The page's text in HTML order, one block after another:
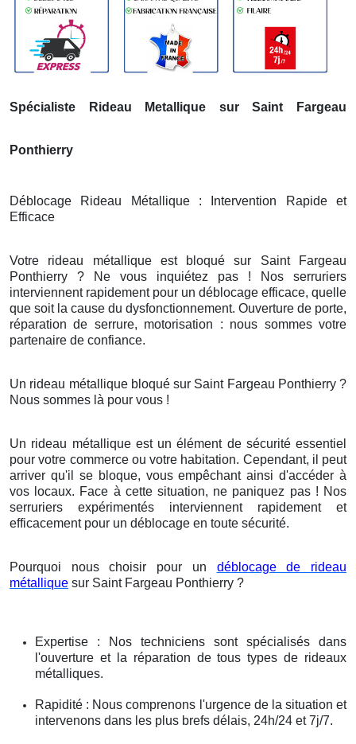
Spécialiste Rideau Metallique sur Saint Fargeau
Ponthierry
Déblocage Rideau Métallique : Intervention Rapide et
Efficace
Votre rideau métallique est bloqué sur Saint Fargeau
Ponthierry ? Ne vous inquiétez pas ! Nos serruriers
interviennent rapidement pour un déblocage efficace, quelle
que soit la cause du dysfonctionnement. Ouverture de porte,
réparation de serrure, motorisation : nous sommes votre
partenaire de confiance.
Un rideau métallique bloqué sur Saint Fargeau Ponthierry ?
Nous sommes là pour vous !
Un rideau métallique est un élément de sécurité essentiel
pour votre commerce ou votre habitation. Cependant, il peut
arriver qu'il se bloque, vous empêchant ainsi d'accéder à
vos locaux. Face à cette situation, ne paniquez pas ! Nos
serruriers expérimentés interviennent rapidement et
efficacement pour un déblocage en toute sécurité.
Pourquoi nous choisir pour un déblocage de rideau
métallique sur Saint Fargeau Ponthierry ?
Expertise : Nos techniciens sont spécialisés dans
l'ouverture et la réparation de tous types de rideaux
métalliques.
Rapidité : Nous comprenons l'urgence de la situation et
intervenons dans les plus brefs délais, 24h/24 et 7j/7.